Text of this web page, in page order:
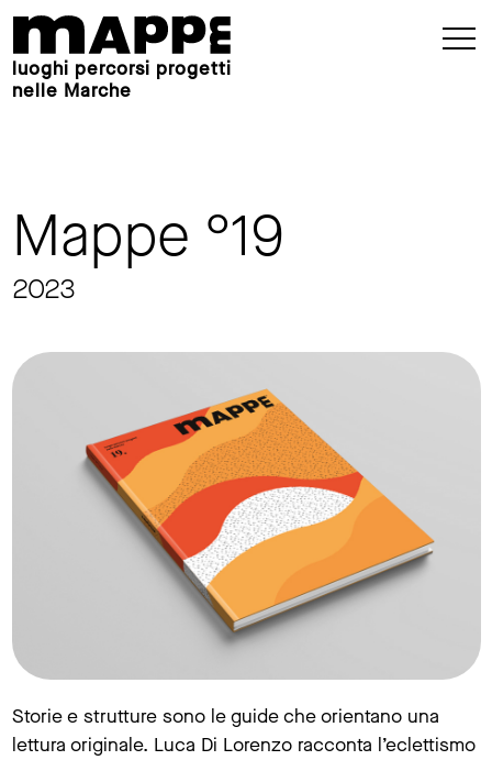
luoghi percorsi progetti
nelle Marche
Mappe °19
2023
Storie e strutture sono le guide che orientano una
lettura originale. Luca Di Lorenzo racconta l’eclettismo